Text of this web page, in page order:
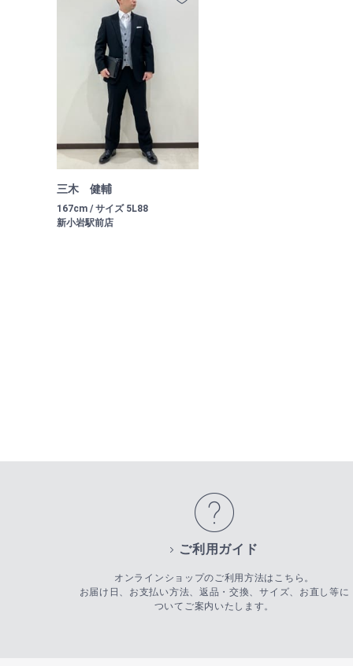
三木 健輔
167cm / サイズ 5L88
新小岩駅前店
ご利用ガイド
オンラインショップのご利用方法はこちら。
お届け日、お支払い方法、返品・交換、サイズ、お直し等に
ついてご案内いたします。